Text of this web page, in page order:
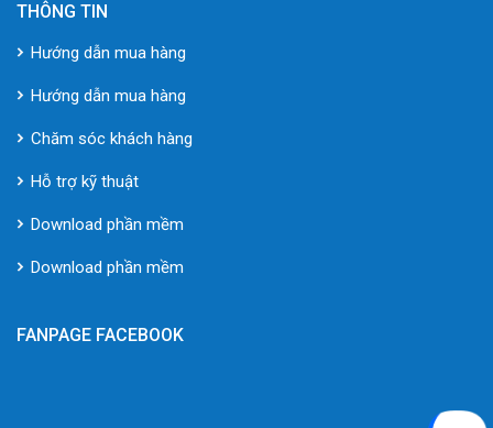
THÔNG TIN
Hướng dẫn mua hàng
Hướng dẫn mua hàng
Chăm sóc khách hàng
Hỗ trợ kỹ thuật
Download phần mềm
Download phần mềm
FANPAGE FACEBOOK